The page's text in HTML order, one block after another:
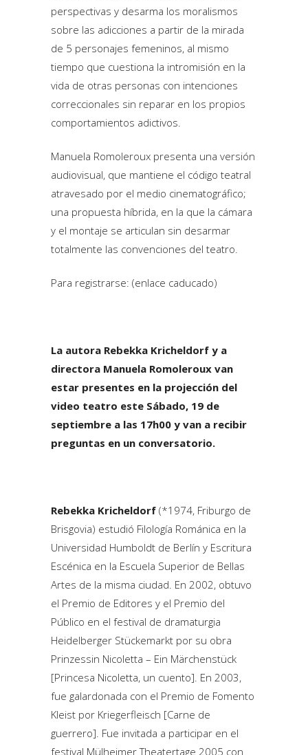
perspectivas y desarma los moralismos
sobre las adicciones a partir de la mirada
de 5 personajes femeninos, al mismo
tiempo que cuestiona la intromisión en la
vida de otras personas con intenciones
correccionales sin reparar en los propios
comportamientos adictivos.
Manuela Romoleroux presenta una versión
audiovisual, que mantiene el código teatral
atravesado por el medio cinematográfico;
una propuesta híbrida, en la que la cámara
y el montaje se articulan sin desarmar
totalmente las convenciones del teatro.
Para registrarse: (enlace caducado)
La autora Rebekka Kricheldorf y a
directora Manuela Romoleroux van
estar presentes en la projección del
video teatro este Sábado, 19 de
septiembre a las 17h00 y van a recibir
preguntas en un conversatorio.
Rebekka Kricheldorf (*1974, Friburgo de
Brisgovia) estudió Filología Románica en la
Universidad Humboldt de Berlín y Escritura
Escénica en la Escuela Superior de Bellas
Artes de la misma ciudad. En 2002, obtuvo
el Premio de Editores y el Premio del
Público en el festival de dramaturgia
Heidelberger Stückemarkt por su obra
Prinzessin Nicoletta – Ein Märchenstück
[Princesa Nicoletta, un cuento]. En 2003,
fue galardonada con el Premio de Fomento
Kleist por Kriegerfleisch [Carne de
guerrero]. Fue invitada a participar en el
festival Mülheimer Theatertage 2005 con